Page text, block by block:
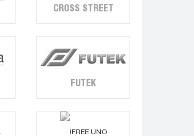
CROSS STREET
FUTEK